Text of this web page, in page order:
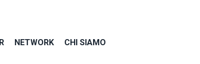
NETWORK CHI SIAMO